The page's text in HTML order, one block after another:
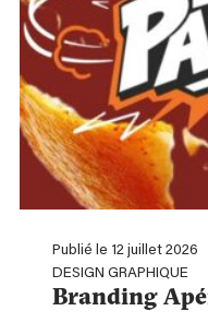
Publié le 12 juillet 2026
DESIGN GRAPHIQUE
Branding